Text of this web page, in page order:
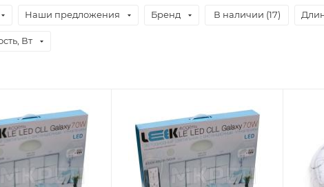
Наши предложения Бренд В наличии (17)
Вт